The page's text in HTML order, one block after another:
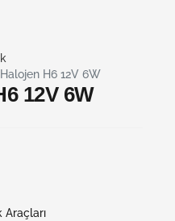
H6 12V 6W
12V 6W
Araçları